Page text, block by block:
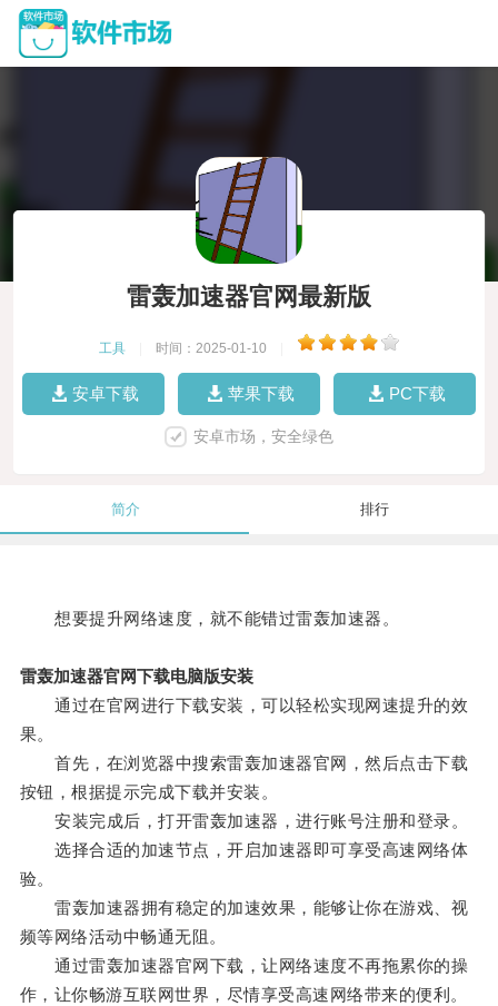
雷轰加速器官网最新版
工具 时间：2025-01-10
安卓下载 苹果下载 PC下载
安卓市场，安全绿色
简介 排行
想要提升网络速度，就不能错过雷轰加速器。
雷轰加速器官网下载电脑版安装
通过在官网进行下载安装，可以轻松实现网速提升的效
果。
首先，在浏览器中搜索雷轰加速器官网，然后点击下载
按钮，根据提示完成下载并安装。
安装完成后，打开雷轰加速器，进行账号注册和登录。
选择合适的加速节点，开启加速器即可享受高速网络体
验。
雷轰加速器拥有稳定的加速效果，能够让你在游戏、视
频等网络活动中畅通无阻。
通过雷轰加速器官网下载，让网络速度不再拖累你的操
作，让你畅游互联网世界，尽情享受高速网络带来的便利。